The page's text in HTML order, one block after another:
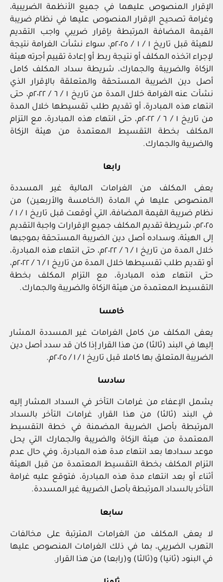
الإقرار المنصوص عليهما في جميع الأنظمة الضريبية،
وغرامة تصحيح الإقرار المنصوص عليها في نظام ضريبة
القيمة المضافة المرتبطة بإقرار ضريبي واجب التقديم
للهيئة قبل تاريخ ١ / ١ / ٢٠٢٥م، سواء نشأت الغرامة نتيجة
لإجراء اتخذه المكلف أو نتيجة ربط أو إعادة تقييم أجرته هيئة
الزكاة والضريبة والجمارك، شريطة سداد المكلف كامل
أصل دين الضريبة المستحقة والمتعلقة بالإقرار الذي
نشأت عنه الغرامة خلال المدة من تاريخ ١ / ٦ / ٢٠٢٢م، حتى
انتهاء هذه المبادرة، أو تقديم طلب تقسيطها خلال المدة
من تاريخ ١ / ٦ / ٢٠٢٢م، حتى انتهاء هذه المبادرة، مع التزام
المكلف بخطة التقسيط المعتمدة من هيئة الزكاة
والضريبة والجمارك.
رابعا
يعفى المكلف من الغرامات المالية غير المسددة
المنصوص عليها في المادة (الخامسة والأربعين) من
نظام ضريبة القيمة المضافة، التي أوقعت قبل تاريخ ١ / ١ /
٢٠٢٥م، شريطة تقديم المكلف جميع الإقرارات واجبة التقديم
إلى الهيئة، وسداده أصل دين الضريبة المستحقة بموجبها
خلال المدة من تاريخ ١ / ٦ / ٢٠٢٢م، حتى انتهاء هذه المبادرة،
أو تقديم طلب تقسيطها خلال المدة من تاريخ ١ / ٦ / ٢٠٢٢م،
حتى انتهاء هذه المبادرة، مع التزام المكلف بخطة
التقسيط المعتمدة من هيئة الزكاة والضريبة والجمارك.
خامسا
يعفى المكلف من كامل الغرامات غير المسددة المشار
إليها في البند (ثالثا) من هذا القرار إذا كان قد سدد أصل دين
الضريبة المتعلق بها كاملا قبل تاريخ ١ / ١ / ٢٠٢٥م.
سادسا
يشمل الإعفاء من غرامات التأخر في السداد المشار إليه
في البند (ثالثا) من هذا القرار، غرامات التأخر بالسداد
المرتبطة بأصل الضريبة المضمنة في خطة التقسيط
المعتمدة من هيئة الزكاة والضريبة والجمارك التي يحل
موعد سدادها بعد انتهاء مدة هذه المبادرة، وفي حال عدم
التزام المكلف بخطة التقسيط المعتمدة من قبل الهيئة
أثناء أو بعد انتهاء مدة هذه المبادرة، فتوقع عليه غرامة
التأخر بالسداد المرتبطة بأصل الضريبة غير المسددة.
سابعا
لا يعفى المكلف من الغرامات المترتبة على مخالفات
التهرب الضريبي، بما في ذلك الغرامات المنصوص عليها
في البنود (ثانيا) و(ثالثا) و(رابعا) من هذا القرار.